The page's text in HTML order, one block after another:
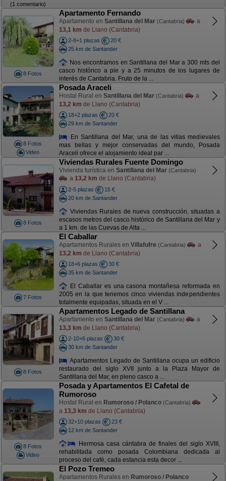
(1 comentario)
8 Fotos
Apartamento Fernando
Apartamento en Santillana del Mar (Cantabria)
a
13,1 km de Llano (Cantabria)
2-8+1 plazas
20 €
25 km de Santander
Nos encontramos en Santillana del Mar a 300 mts del
casco histórico a pie y a 25 minutos de los lugares de
interés de Cantabria. Fruto de la ...
8 Fotos
Video
Posada Araceli
Hostal Rural en Santillana del Mar (Cantabria)
a
13,2 km de Llano (Cantabria)
18+2 plazas
20 €
29 km de Santander
En Santillana del Mar, una de las villas medievales
mas bellas y mejor conservadas del mundo, Posada
Araceli ofrece el alojamiento ideal par ...
8 Fotos
Viviendas Rurales Fuente Domingo
Vivienda turística en Santillana del Mar (Cantabria)
a 13,2 km de Llano (Cantabria)
2-5 plazas
15 €
20 km de Santander
Viviendas Rurales de nueva construcción, situadas a
escasos metros del casco histórico de Santillana del Mar y
a 1 km. de las Cuevas de Alta ...
7 Fotos
El Caballar
Apartamentos Rurales en Villafufre (Cantabria)
a
13,2 km de Llano (Cantabria)
18+6 plazas
30 €
35 km de Santander
El Caballar es una casona montañesa reformada en
2005 en la que tenemos cinco viviendas independientes
totalmente equipadas, situada en el V ...
8 Fotos
Apartamentos Legado de Santillana
Apartamento en Santillana del Mar (Cantabria)
a
13,3 km de Llano (Cantabria)
2-10+6 plazas
30 €
30 km de Santander
Apartamentos Legado de Santillana ocupa un edificio
restaurado del siglo XVII junto a la Plaza Mayor de
Santillana del Mar, en pleno casco a ...
8 Fotos
Video
Posada y Apartamentos El Cafetal de
Rumoroso
Hostal Rural en Rumoroso / Polanco (Cantabria)
a 13,3 km de Llano (Cantabria)
32+10 plazas
23 €
12 km de Santander
Hermosa casa cántabra de finales del siglo XVIII,
rehabilitada como posada Colombiana dedicada al
proceso del café, cada estancia esta decor ...
El Pozo Tremeo
Apartamentos Rurales en Rumoroso / Polanco